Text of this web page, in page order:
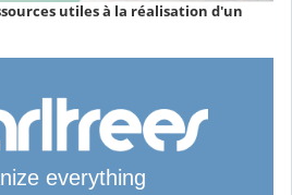
utiles à la réalisation d'un